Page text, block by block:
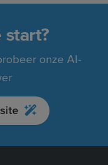
start?
onze AI-